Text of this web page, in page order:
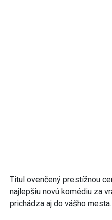
Titul ovenčený prestížnou
najlepšiu novú komédiu za
prichádza aj do vášho mesta.